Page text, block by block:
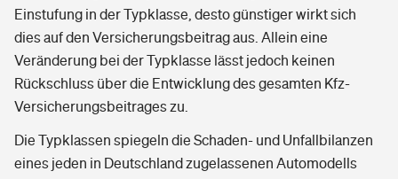
Einstufung in der Typklasse, desto günstiger wirkt sich
dies auf den Versicherungsbeitrag aus. Allein eine
Veränderung bei der Typklasse lässt jedoch keinen
Rückschluss über die Entwicklung des gesamten Kfz-
Versicherungsbeitrages zu.
Die Typklassen spiegeln die Schaden- und Unfallbilanzen
eines jeden in Deutschland zugelassenen Automodells